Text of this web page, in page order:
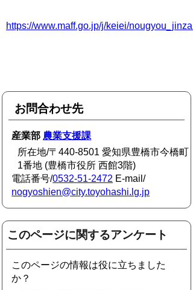
https://www.maff.go.jp/j/keiei/
お問合わせ先
産業部 農業支援課
所在地/〒440-8501 愛知県豊橋市今橋町
1番地 (豊橋市役所 西館3階)
電話番号/0532-51-2472 E-mail/
nogyoshien@city.toyohashi.lg.jp
このページに関するアンケート
このページの情報は役に立ちました
か？